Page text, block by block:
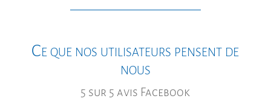
Ce que nos utilisateurs pensent de
nous
5 sur 5 avis Facebook